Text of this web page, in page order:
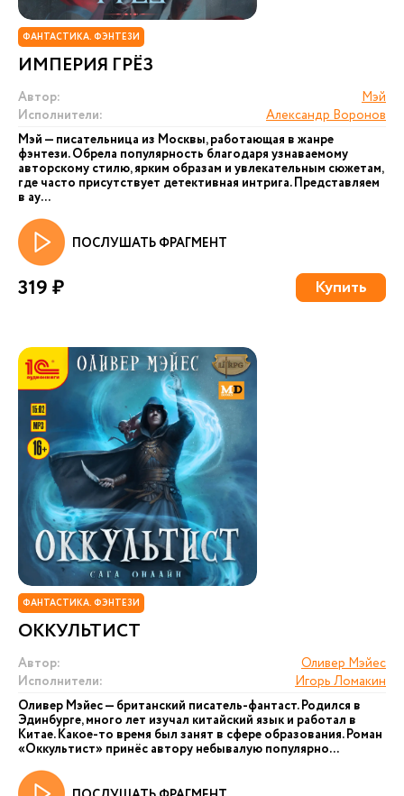
ФАНТАСТИКА. ФЭНТЕЗИ
ИМПЕРИЯ ГРЁЗ
Автор:
Мэй
Исполнители:
Александр Воронов
Мэй — писательница из Москвы, работающая в жанре
фэнтези. Обрела популярность благодаря узнаваемому
авторскому стилю, ярким образам и увлекательным сюжетам,
где часто присутствует детективная интрига. Представляем
в ау...
ПОСЛУШАТЬ ФРАГМЕНТ
319 ₽ Купить
ФАНТАСТИКА. ФЭНТЕЗИ
ОККУЛЬТИСТ
Автор:
Оливер Мэйес
Исполнители:
Игорь Ломакин
Оливер Мэйес — британский писатель-фантаст. Родился в
Эдинбурге, много лет изучал китайский язык и работал в
Китае. Какое-то время был занят в сфере образования. Роман
«Оккультист» принёс автору небывалую популярно...